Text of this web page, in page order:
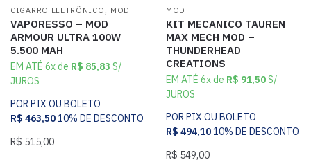
CIGARRO ELETRÔNICO , MOD
VAPORESSO – MOD
ARMOUR ULTRA 100W
5.500 MAH
EM ATÉ 6x de R$ 85,83 S/
JUROS
POR PIX OU BOLETO
R$ 463,5010% DE DESCONTO
R$ 515,00
MOD
KIT MECANICO TAUREN
MAX MECH MOD –
THUNDERHEAD
CREATIONS
EM ATÉ 6x de R$ 91,50S/
JUROS
POR PIX OU BOLETO
R$ 494,1010% DE DESCONTO
R$ 549,00